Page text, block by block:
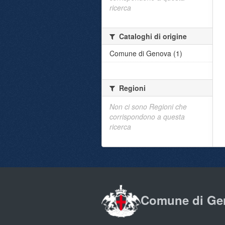
ricerca
Cataloghi di origine
Comune di Genova (1)
Regioni
Non ci sono Regioni che
corrispondono a questa
ricerca
Comune di